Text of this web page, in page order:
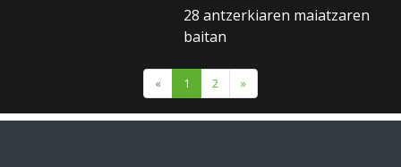
28 antzerkiaren maiatzaren
baitan
« 1 2 »